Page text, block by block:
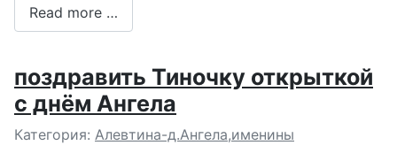
Read more …
поздравить Тиночку открыткой
с днём Ангела
Подробности
Категория: Алевтина-д.Ангела,именины